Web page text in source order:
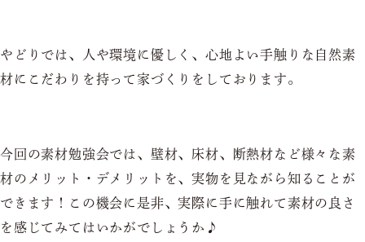
やどりでは、人や環境に優しく、心地よい手触りな自然素
材にこだわりを持って家づくりをしております。
今回の素材勉強会では、壁材、床材、断熱材など様々な素
材のメリット・デメリットを、実物を見ながら知ることが
できます！この機会に是非、実際に手に触れて素材の良さ
を感じてみてはいかがでしょうか♪